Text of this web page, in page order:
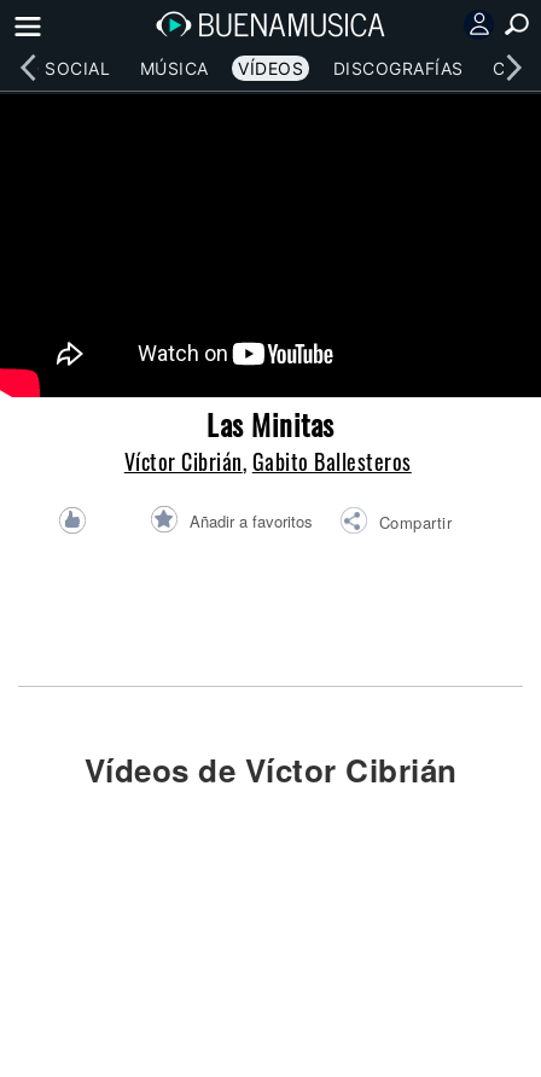
RED SOCIAL MÚSICA VÍDEOS DISCOGRAFÍAS
Las Minitas
Víctor Cibrián,Gabito Ballesteros
Añadir a favoritos Compartir
Vídeos de Víctor Cibrián